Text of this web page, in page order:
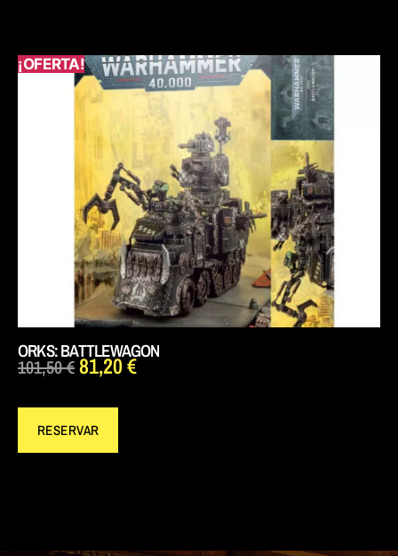
¡OFERTA!
ORKS: BATTLEWAGON
101,50€81,20€
RESERVAR